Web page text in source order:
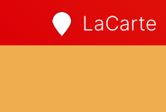
LaCarte